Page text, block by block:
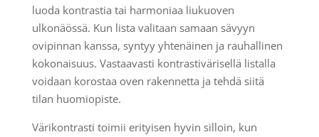
luoda kontrastia tai harmoniaa liukuoven
ulkonäössä. Kun lista valitaan samaan sävyyn
ovipinnan kanssa, syntyy yhtenäinen ja rauhallinen
kokonaisuus. Vastaavasti kontrastivärisellä listalla
voidaan korostaa oven rakennetta ja tehdä siitä
tilan huomiopiste.
Värikontrasti toimii erityisen hyvin silloin, kun